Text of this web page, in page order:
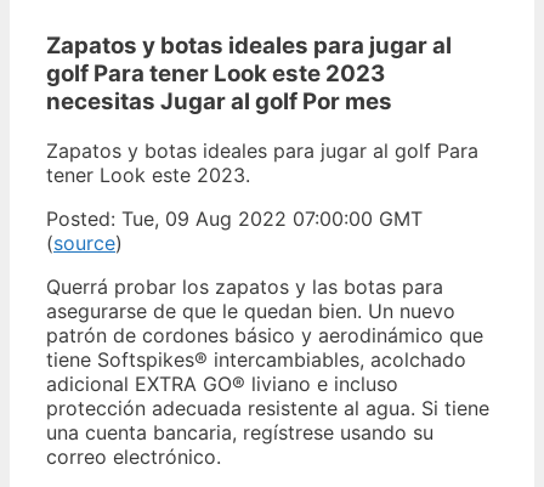
Zapatos y botas ideales para jugar al
golf Para tener Look este 2023
necesitas Jugar al golf Por mes
Zapatos y botas ideales para jugar al golf Para
tener Look este 2023.
Posted: Tue, 09 Aug 2022 07:00:00 GMT
(source)
Querrá probar los zapatos y las botas para
asegurarse de que le quedan bien. Un nuevo
patrón de cordones básico y aerodinámico que
tiene Softspikes® intercambiables, acolchado
adicional EXTRA GO® liviano e incluso
protección adecuada resistente al agua. Si tiene
una cuenta bancaria, regístrese usando su
correo electrónico.